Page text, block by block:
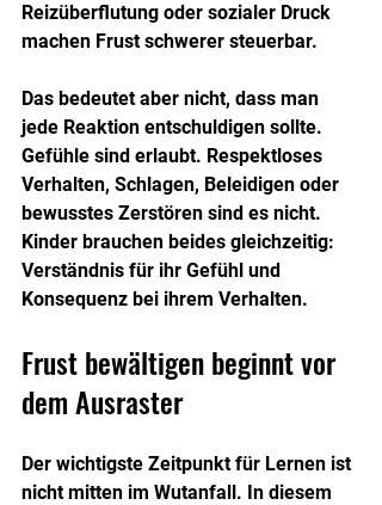
Reizüberflutung oder sozialer Druck
machen Frust schwerer steuerbar.
Das bedeutet aber nicht, dass man
jede Reaktion entschuldigen sollte.
Gefühle sind erlaubt. Respektloses
Verhalten, Schlagen, Beleidigen oder
bewusstes Zerstören sind es nicht.
Kinder brauchen beides gleichzeitig:
Verständnis für ihr Gefühl und
Konsequenz bei ihrem Verhalten.
Frust bewältigen beginnt vor
dem Ausraster
Der wichtigste Zeitpunkt für Lernen ist
nicht mitten im Wutanfall. In diesem